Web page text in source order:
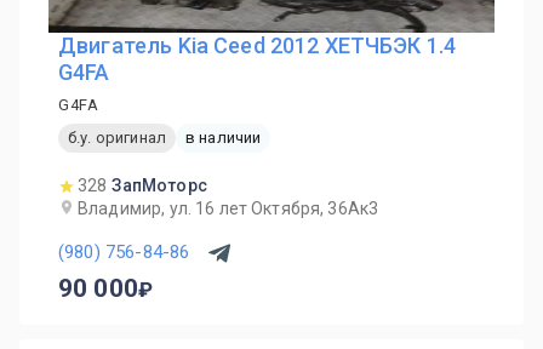
Двигатель Kia Ceed 2012 ХЕТЧБЭК 1.4
G4FA
G4FA
б.у. оригинал
в наличии
328 ЗапМоторс
Владимир, ул. 16 лет Октября, 36Ак3
(980) 756-84-86
90 000